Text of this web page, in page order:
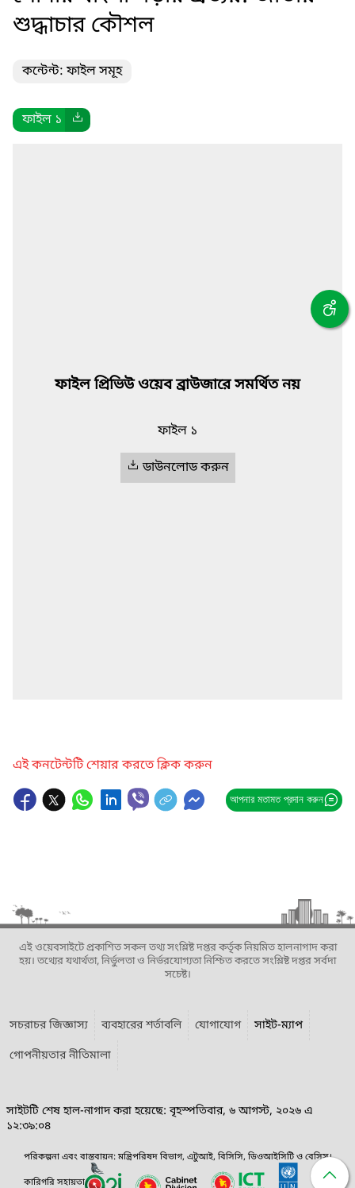
শুদ্ধাচার কৌশল
কন্টেন্ট: ফাইল সমূহ
ফাইল ১
ফাইল প্রিভিউ ওয়েব ব্রাউজারে সমর্থিত নয়
ফাইল ১
ডাউনলোড করুন
এই কনটেন্টটি শেয়ার করতে ক্লিক করুন
আপনার মতামত প্রদান করুন
এই ওয়েবসাইটে প্রকাশিত সকল তথ্য সংশ্লিষ্ট দপ্তর কর্তৃক নিয়মিত হালনাগাদ করা
হয়। তথ্যের যথার্থতা, নির্ভুলতা ও নির্ভরযোগ্যতা নিশ্চিত করতে সংশ্লিষ্ট দপ্তর সর্বদা
সচেষ্ট।
সচরাচর জিজ্ঞাস্য ব্যবহারের শর্তাবলি যোগাযোগ
সাইট-ম্যাপ
গোপনীয়তার নীতিমালা
সাইটটি শেষ হাল-নাগাদ করা হয়েছে: বৃহস্পতিবার, ৬ আগস্ট, ২০২৬ এ
১২:৩৯:০৪
পরিকল্পনা এবং বাস্তবায়ন: মন্ত্রিপরিষদ বিভাগ, এটুআই, বিসিসি, ডিওআইসিটি ও বেসিস।
কারিগরি সহায়তা